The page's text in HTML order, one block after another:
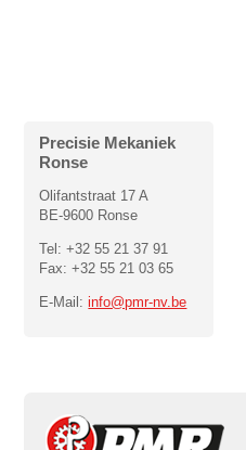
Precisie Mekaniek
Ronse
Olifantstraat 17 A
BE-9600 Ronse
Tel: +32 55 21 37 91
Fax: +32 55 21 03 65
E-Mail:info@pmr-nv.be